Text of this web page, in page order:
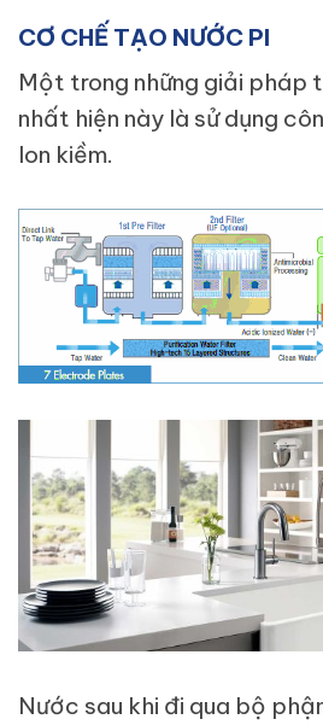
CƠ CHẾ TẠO NƯỚC PI
Một trong những giải
nhất hiện này là sử dụng
Ion kiềm.
Nước sau khi đi qua bộ